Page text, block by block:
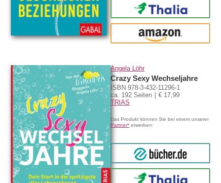
Thalia
amazon
Angela Löhr
Crazy Sexy Wechseljahre
ISBN 978-3-432-11296-1
ca. 192 Seiten
€ 17,99
TRIAS
Das Produkt können Sie bei einem unserer
Partner* erwerben:
bücher.de
Thalia